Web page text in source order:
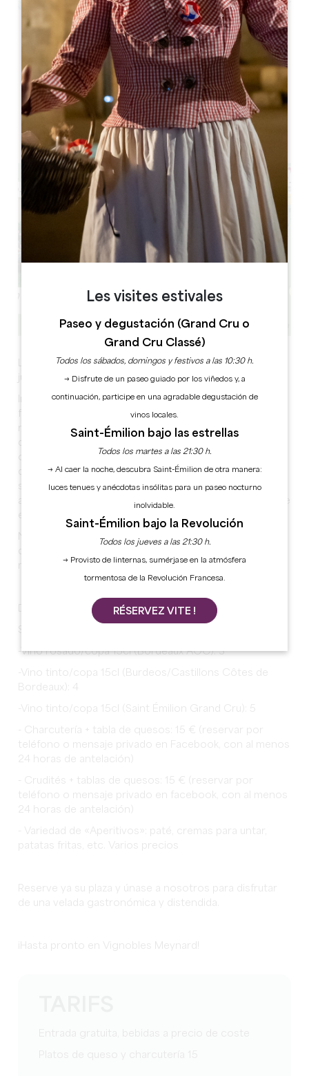
Los Vignobles Meynard le dan la bienvenida todos los
jueves a sus veladas «After Work».
Imagínese contemplar la puesta de sol entre las
frondosas y verdes viñas, con una refrescante copa de
rosado o vino blanco en la mano. O quizás prefiera
quesos y embutidos entre amigos. ¿Qué mejor manera
de desconectar tras un largo día de trabajo, o
simplemente de pasar una agradable velada con los
amigos o la familia? Es la ocasión perfecta para reunirse
en un ambiente agradable y relajado.
No se pierda esta oportunidad de relajarse y disfrutar
magnífico.
Disponible por copa o botella:
-Vino rosado/copa 15cl (Bordeaux AOC): 3
-Vino tinto/copa 15cl (Burdeos/Castillons Côtes de
Bordeaux): 4
-Vino tinto/copa 15cl (Saint Émilion Grand Cru): 5
- Charcutería + tabla de quesos: 15 € (reservar por
teléfono o mensaje privado en Facebook, con al menos
24 horas de antelación)
- Crudités + tablas de quesos: 15 € (reservar por
teléfono o mensaje privado en facebook, con al menos
24 horas de antelación)
- Variedad de «Aperitivos»: paté, cremas para untar,
patatas fritas, etc. Varios precios
Reserve ya su plaza y únase a nosotros para disfrutar
de una velada gastronómica y distendida.
¡Hasta pronto en Vignobles Meynard!
Leaflet
Vignobles Meynard
10 Av. de la Bourrée
33350 Saint-Magne-de-Castillon
RESERVE
Les visites estivales
Paseo y degustación (Grand Cru o
Grand Cru Classé)
Todos los sábados, domingos y festivos a las 10:30 h.
→ Disfrute de un paseo guiado por los viñedos y, a
continuación, participe en una agradable degustación de
vinos locales.
Saint-Émilion bajo las estrellas
Todos los martes a las 21:30 h.
→ Al caer la noche, descubra Saint-Émilion de otra manera:
luces tenues y anécdotas insólitas para un paseo nocturno
inolvidable.
Saint-Émilion bajo la Revolución
Todos los jueves a las 21:30 h.
→ Provisto de linternas, sumérjase en la atmósfera
tormentosa de la Revolución Francesa.
RÉSERVEZ VITE !